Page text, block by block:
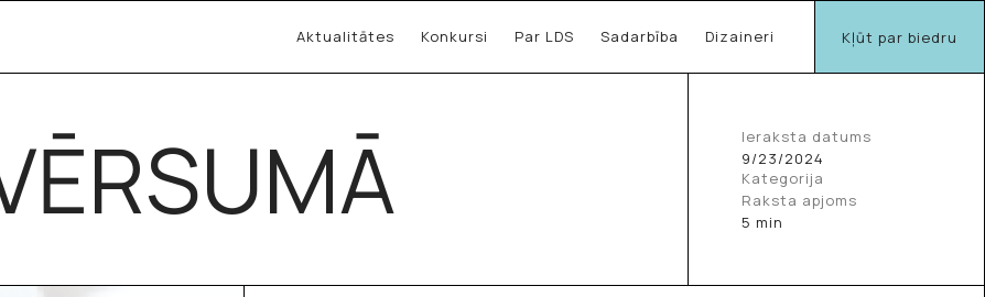
Aktualitātes Konkursi Par LDS Sadarbība Dizaineri Kļūt par biedru
Ieraksta datums
9/23/2024
Kategorija
Raksta apjoms
5 min